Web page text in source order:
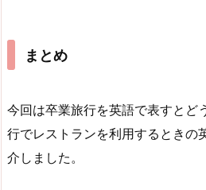
まとめ
今回は卒業旅行を英語で表すとど
行でレストランを利用するときの
介しました。